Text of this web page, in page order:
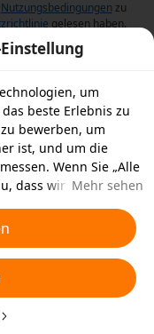
Nutzungsbedingungen zu
gelesen haben.
um
beste Erlebnis zu
bewerben, um
ist, und um die
Wenn Sie „Alle
dass wir und die
auf Ihrem Gerät
„Alle ablehnen“
auswählen, welche
deaktivieren möchten,
klicken.
Mehr sehen